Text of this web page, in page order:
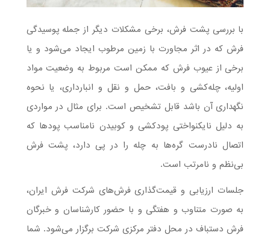
با بررسی پشت فرش، برخی مشکلات دیگر از جمله پوسیدگی
فرش که در اثر مجاورت با زمین مرطوب ایجاد می‌شود و یا
برخی از عیوب فرش که ممکن است مربوط به وضعیت مواد
اولیه، چله‌کشی و بافت، حمل و نقل و انبارداری، یا نحوه
نگهداری آن باشد قابل تشخیص است. برای مثال در مواردی
به دلیل نایکنواختی پودکشی و کوبیدن نامناسب پودها که
اتصال نادرست گره‌ها به چله را در پی دارد، پشت فرش‌
بی‌نظم و نامرتب است.
جلسات ارزیابی و قیمت‌گذاری فرش‌های شرکت فرش ایران،
به صورت متناوب و هفتگی و با حضور کارشناسان و خبرگان
فرش دستباف در محل دفتر مرکزی شرکت برگزار می‌شود. شما